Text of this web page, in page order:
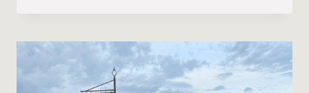
SAMMELT
UND
PLATZIERUNGEN